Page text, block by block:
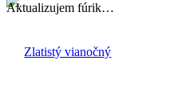
Aktualizujem fúrik…